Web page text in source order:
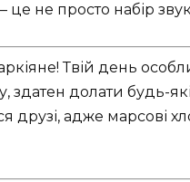
не просто набір
Твій день
здатен долати будь-
друзі, адже марсові